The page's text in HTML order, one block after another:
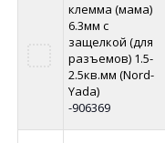
клемма (мама)
6.3мм с
защелкой (для
разъемов) 1.5-
2.5кв.мм (Nord-
Yada)
-906369